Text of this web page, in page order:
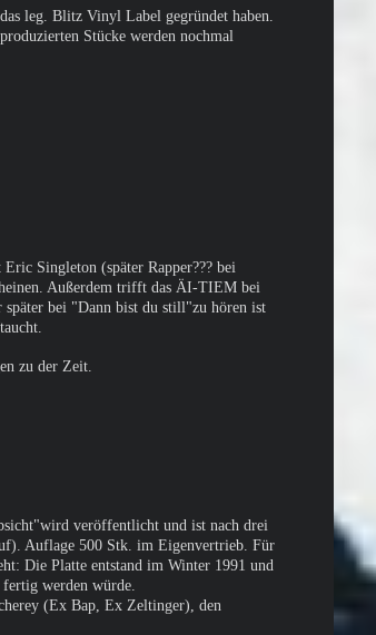
leg. Blitz Vinyl Label gegründet haben.
Stücke werden nochmal
Singleton (später Rapper??? bei
Außerdem trifft das ÄI-TIEM bei
später bei "Dann bist du still"zu hören ist
zu der Zeit.
veröffentlicht und ist nach drei
Auflage 500 Stk. im Eigenvertrieb. Für
Die Platte entstand im Winter 1991 und
fertig werden würde.
(Ex Bap, Ex Zeltinger), den